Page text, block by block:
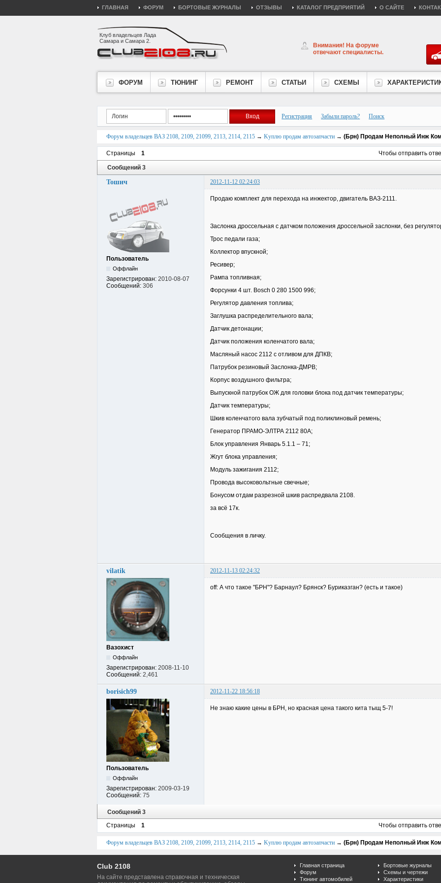
ГЛАВНАЯ ФОРУМ БОРТОВЫЕ ЖУРНАЛЫ ОТЗЫВЫ КАТАЛОГ ПРЕДПРИЯТИЙ О САЙТЕ
Клуб владельцев Лада
Самара и Самара 2.
Внимания! На форуме
отвечают специалисты.
ФОРУМ ТЮНИНГ РЕМОНТ СТАТЬИ СХЕМЫ
Регистрация Забыли пароль? Поиск
Форум владельцев ВАЗ 2108, 2109, 21099, 2113, 2114, 2115 → Kуплю продам автозапчасти → (Брн) Продам Неполный Инж
Страницы 1 Чтобы отправить
Сообщений 3
Тошич 2012-11-12 02:24:03
Пользователь
Оффлайн
Зарегистрирован: 2010-08-07
Сообщений: 306
Продаю комплект для перехода на инжектор, двигатель ВАЗ-2111.
Заслонка дроссельная с датчком положения дроссельной заслонки, без
Трос педали газа;
Коллектор впускной;
Ресивер;
Рампа топливная;
Форсунки 4 шт. Bosch 0 280 1500 996;
Регулятор давления топлива;
Заглушка распределительного вала;
Датчик детонации;
Датчик положения коленчатого вала;
Масляный насос 2112 с отливом для ДПКВ;
Патрубок резиновый Заслонка-ДМРВ;
Корпус воздушного фильтра;
Выпускной патрубок ОЖ для головки блока под датчик температуры;
Датчик температуры;
Шкив коленчатого вала зубчатый под поликлиновый ремень;
Генератор ПРАМО-ЭЛТРА 2112 80А;
Блок управления Январь 5.1.1 – 71;
Жгут блока управления;
Модуль зажигания 2112;
Провода высоковольтные свечные;
Бонусом отдам разрезной шкив распредвала 2108.
за всё 17к.
Сообщения в личку.
vilatik 2012-11-13 02:24:32
Вазохист
Оффлайн
Зарегистрирован: 2008-11-10
Сообщений: 2,461
off: А что такое "БРН"? Барнаул? Брянск? Буриказган? (есть и такое)
borisich99 2012-11-22 18:56:18
Пользователь
Оффлайн
Зарегистрирован: 2009-03-19
Сообщений: 75
Не знаю какие цены в БРН, но красная цена такого кита тыщ 5-7!
Сообщений 3
Страницы
1 Чтобы отправить
Форум владельцев ВАЗ 2108, 2109, 21099, 2113, 2114, 2115 → Kуплю продам автозапчасти → (Брн) Продам Неполный Инж
Club 2108
На сайте представлена справочная и техническая
Главная страница
Форум
Тюнинг автомобилей
Бортовые журналы
Схемы и чертежи
Характеристики